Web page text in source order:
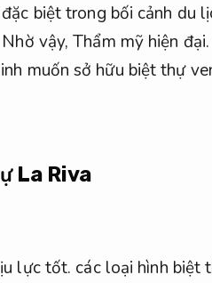
đặc biệt trong bối cảnh du
Nhờ vậy,Thẩm mỹ hiện đại.
muốn sở hữu biệt thự
La Riva
lực tốt. các loại hình biệt